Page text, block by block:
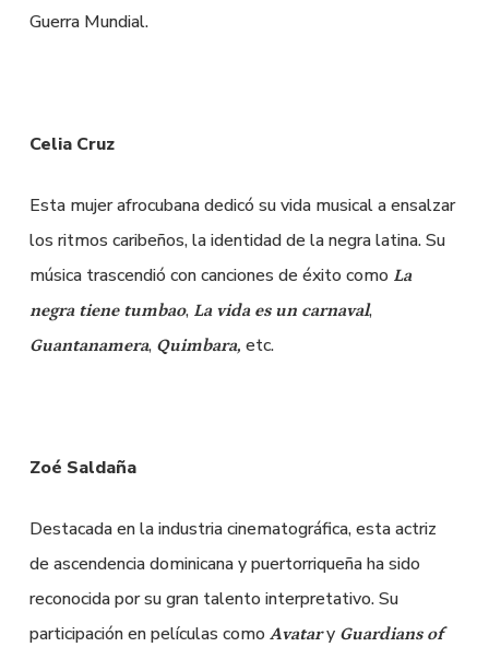
Guerra Mundial.
Celia Cruz
Esta mujer afrocubana dedicó su vida musical a ensalzar
los ritmos caribeños, la identidad de la negra latina. Su
música trascendió con canciones de éxito como La
negra tiene tumbao, La vida es un carnaval,
Guantanamera, Quimbara, etc.
Zoé Saldaña
Destacada en la industria cinematográfica, esta actriz
de ascendencia dominicana y puertorriqueña ha sido
reconocida por su gran talento interpretativo. Su
participación en películas como Avatary Guardians of